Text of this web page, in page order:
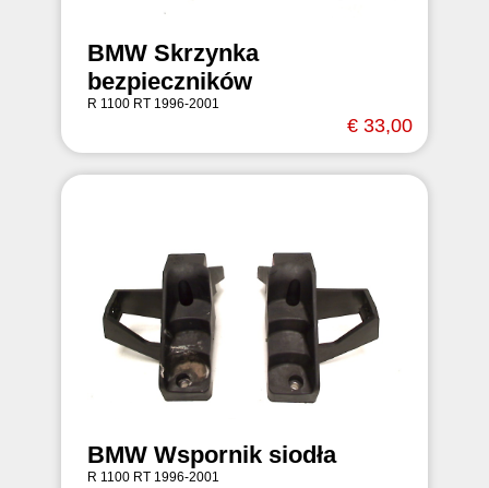
BMW Skrzynka
bezpieczników
R 1100 RT 1996-2001
€ 33,00
BMW Wspornik siodła
R 1100 RT 1996-2001